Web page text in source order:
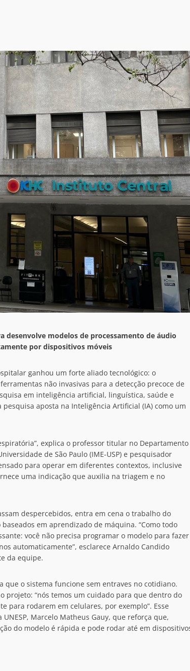
desenvolve modelos de processamento de áudio
por dispositivos móveis
ganhou um forte aliado tecnológico: o
não invasivas para a detecção precoce de
em inteligência artificial, linguística, saúde e
aposta na Inteligência Artificial (IA) como um
explica o professor titular no Departamento
de São Paulo (IME-USP) e pesquisador
para operar em diferentes contextos, inclusive
uma indicação que auxilia na triagem e no
despercebidos, entra em cena o trabalho do
em aprendizado de máquina. “Como todo
você não precisa programar o modelo para fazer
automaticamente”, esclarece Arnaldo Candido
da equipe.
que o sistema funcione sem entraves no cotidiano.
projeto: “nós temos um cuidado para que dentro do
para rodarem em celulares, por exemplo”. Esse
Marcelo Matheus Gauy, que reforça que,
do modelo é rápida e pode rodar até em